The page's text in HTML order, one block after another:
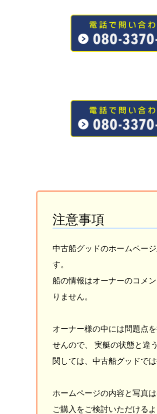
注意事項
中古船グッドのホームペー
す。
船の情報はオーナーのコメ
りません。
オーナー様の中には問題点
せんので、 実艇の状態と違
関しては、中古船グッドで
ホームページの内容と写真
ご購入をご検討いただける